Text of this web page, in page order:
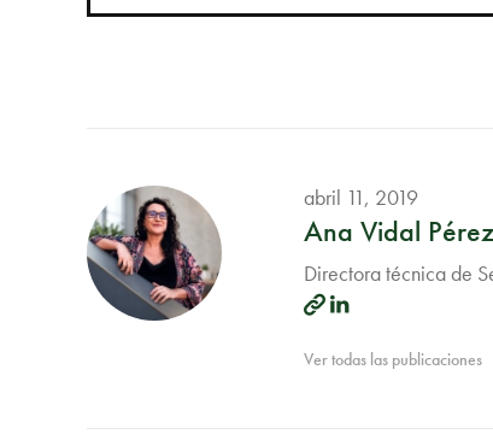
abril 11, 2019
Ana Vidal
Directora técnica de
Ver todas las publicaciones